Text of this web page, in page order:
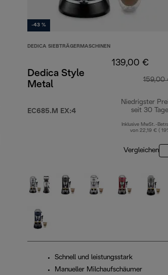
244,90 €
-43 %
DEDICA SIEBTRÄGERMASCHINEN
Dedica Style
Metal
EC685.M EX:4
139,00 €
159,00
Niedrigster
seit 30
Inklusive MwSt.-
von 22,19 € (
Vergleichen
Schnell und leistungsstark
Manueller Milchaufschäumer